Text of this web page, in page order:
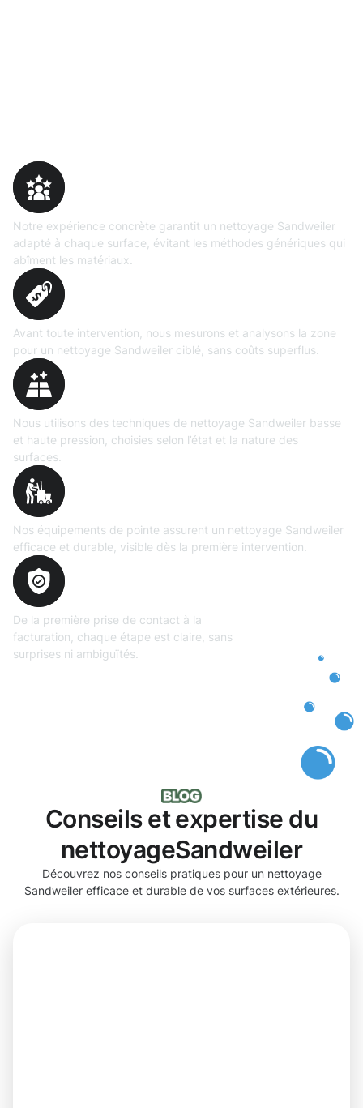
Notre expérience concrète garantit un nettoyage Sandweiler
adapté à chaque surface, évitant les méthodes génériques qui
abîment les matériaux.
Avant toute intervention, nous mesurons et analysons la zone
pour un nettoyage Sandweiler ciblé, sans coûts superflus.
Nous utilisons des techniques de nettoyage Sandweiler basse
et haute pression, choisies selon l’état et la nature des
surfaces.
Nos équipements de pointe assurent un nettoyage Sandweiler
efficace et durable, visible dès la première intervention.
De la première prise de contact à la
facturation, chaque étape est claire, sans
surprises ni ambiguïtés.
Conseils et expertise du
nettoyageSandweiler
Découvrez nos conseils pratiques pour un nettoyage
Sandweiler efficace et durable de vos surfaces extérieures.